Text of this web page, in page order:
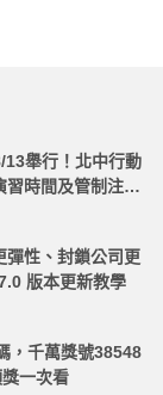
舉行！北中行動
習時間及管制注意
彈性、封鎖公司更
版本更新教學
，千萬獎號38548
一次看